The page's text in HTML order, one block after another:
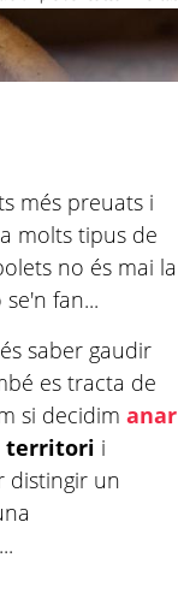
més preuats i
molts tipus de
no és mai la
fan...
saber gaudir
es tracta de
si decidimanar
territori i
distingir un